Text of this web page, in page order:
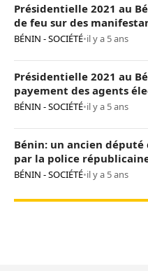
Présidentielle 2021 au
de feu sur des
BÉNIN - SOCIÉTÉ•il y a 5 ans
Présidentielle 2021 au
payement des agents
BÉNIN - SOCIÉTÉ•il y a 5 ans
Bénin: un ancien député
par la police
BÉNIN - SOCIÉTÉ•il y a 5 ans